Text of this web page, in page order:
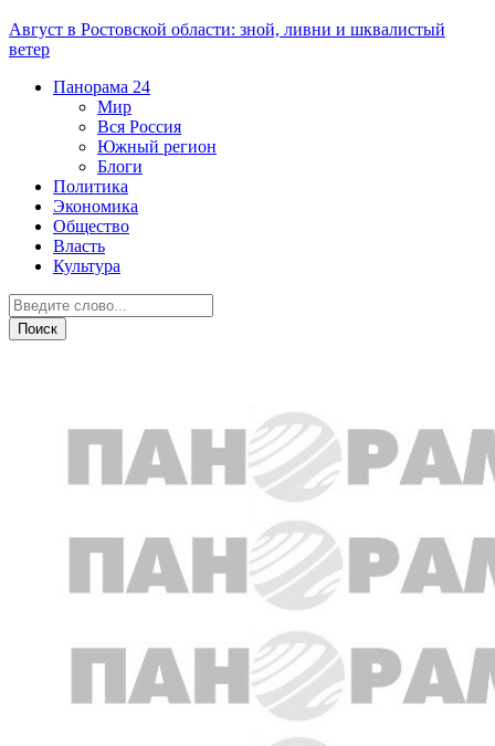
Август в Ростовской области: зной, ливни и шквалистый
ветер
Панорама 24
Мир
Вся Россия
Южный регион
Блоги
Политика
Экономика
Общество
Власть
Культура